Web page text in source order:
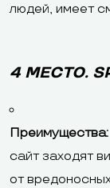
людей, имеет
4 МЕСТО.
Преимущества:
сайт заходят
от